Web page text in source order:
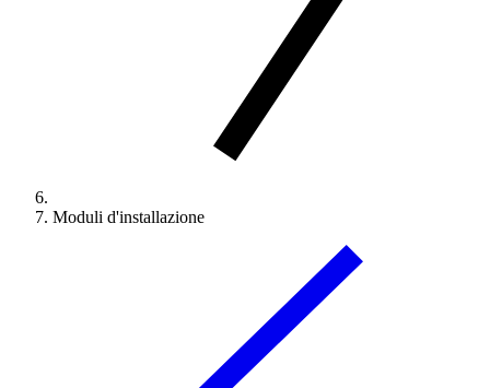
Moduli d'installazione